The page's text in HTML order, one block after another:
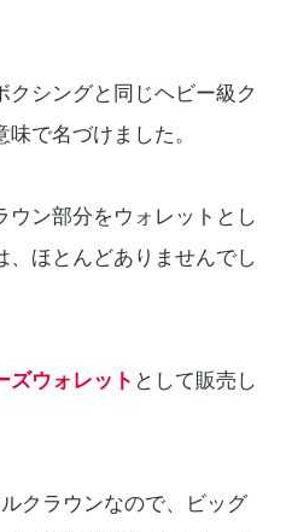
シングと同じヘビー級ク
で名づけました。
ウン部分をウォレットとし
、ほとんどありませんでし
ズウォレット として販売し
クラウンなので、ビッグ